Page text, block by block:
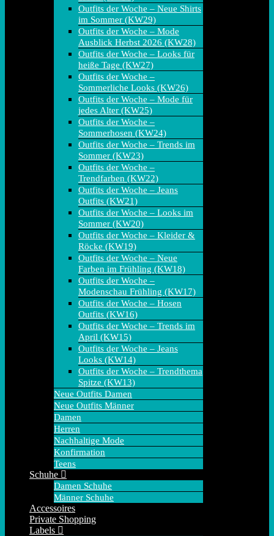
Outfits der Woche – Neue Shirts
im Sommer (KW29)
Outfits der Woche – Mode
Ausblick Herbst 2026 (KW28)
Outfits der Woche – Looks für
heiße Tage (KW27)
Outfits der Woche –
Sommerliche Looks (KW26)
Outfits der Woche – Mode für
jedes Alter (KW25)
Outfits der Woche –
Sommerhosen (KW24)
Outfits der Woche – Trends im
Sommer (KW23)
Outfits der Woche –
Trendfarben (KW22)
Outfits der Woche – Jeans
Outfits (KW21)
Outfits der Woche – Looks im
Sommer (KW20)
Outfits der Woche – Kleider &
Röcke (KW19)
Outfits der Woche – Neue
Farben im Frühling (KW18)
Outfits der Woche –
Modenschau Frühling (KW17)
Outfits der Woche – Hosen
Outfits (KW16)
Outfits der Woche – Trends im
April (KW15)
Outfits der Woche – Jeans
Looks (KW14)
Outfits der Woche – Trendthema
Spitze (KW13)
Neue Outfits Damen
Neue Outfits Männer
Damen
Herren
Nachhaltige Mode
Konfirmation
Teens
Schuhe
Damen Schuhe
Männer Schuhe
Accessoires
Private Shopping
Labels